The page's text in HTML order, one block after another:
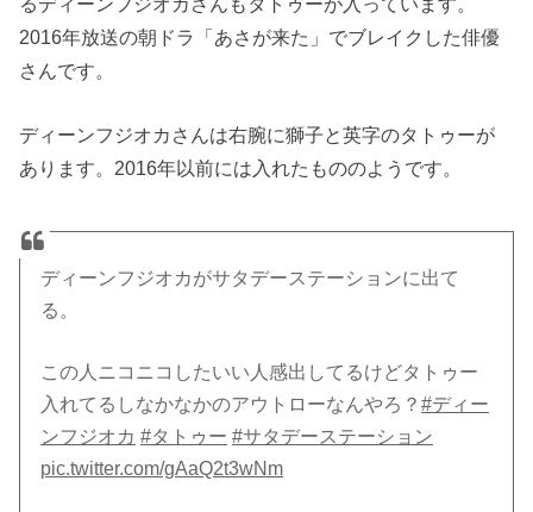
2016年放送の朝ドラ「あさが来た」でブレイクした俳優
さんです。
ディーンフジオカさんは右腕に獅子と英字のタトゥーが
あります。2016年以前には入れたもののようです。
ディーンフジオカがサタデーステーションに出て
る。
この人ニコニコしたいい人感出してるけどタトゥー
入れてるしなかなかのアウトローなんやろ？#ディー
ンフジオカ #タトゥー #サタデーステーション
pic.twitter.com/gAaQ2t3wNm